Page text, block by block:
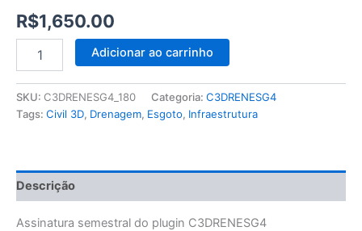
R$1,650.00
C3DRENESG4
Assinatura
quantidade
Adicionar ao carrinho
SKU: C3DRENESG4_180 Categoria: C3DRENESG4
Tags: Civil 3D, Drenagem, Esgoto, Infraestrutura
Descrição
Assinatura semestral do plugin C3DRENESG4